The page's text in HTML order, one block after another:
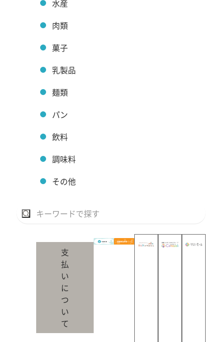
水産
肉類
菓子
乳製品
麺類
パン
飲料
調味料
その他
支
払
い
に
つ
い
て